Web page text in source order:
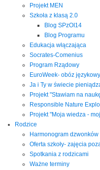
Projekt MEN
Szkoła z klasą 2.0
Blog SPzOI14
Blog Programu
Edukacja włączająca
Socrates-Comenius
Program Rządowy
EuroWeek- obóz językowy
Ja i Ty w świecie
Projekt "Stawiam na
Responsible Nature
Projekt "Moja wiedza -
Rodzice
Harmonogram dzwonków
Oferta szkoły- zajęcia
Spotkania z rodzicami
Ważne terminy